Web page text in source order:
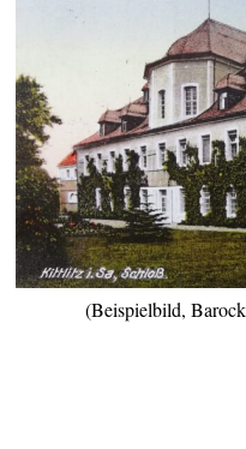
(Beispielbild,